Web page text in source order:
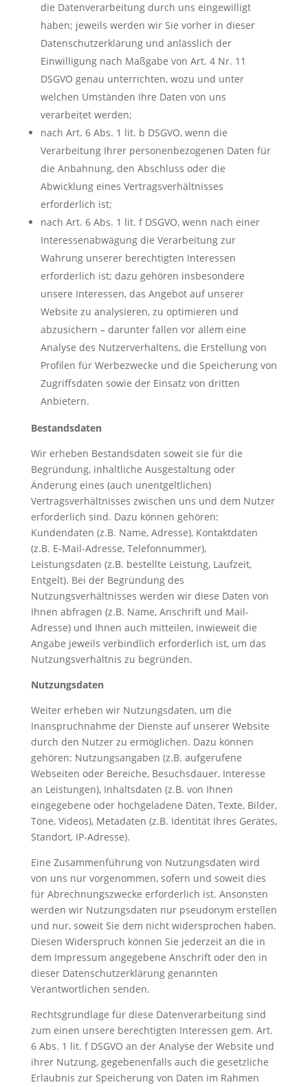
die Datenverarbeitung durch uns eingewilligt
haben; jeweils werden wir Sie vorher in dieser
Datenschutzerklärung und anlässlich der
Einwilligung nach Maßgabe von Art. 4 Nr. 11
DSGVO genau unterrichten, wozu und unter
welchen Umständen Ihre Daten von uns
verarbeitet werden;
nach Art. 6 Abs. 1 lit. b DSGVO, wenn die
Verarbeitung Ihrer personenbezogenen Daten für
die Anbahnung, den Abschluss oder die
Abwicklung eines Vertragsverhältnisses
erforderlich ist;
nach Art. 6 Abs. 1 lit. f DSGVO, wenn nach einer
Interessenabwägung die Verarbeitung zur
Wahrung unserer berechtigten Interessen
erforderlich ist; dazu gehören insbesondere
unsere Interessen, das Angebot auf unserer
Website zu analysieren, zu optimieren und
abzusichern – darunter fallen vor allem eine
Analyse des Nutzerverhaltens, die Erstellung von
Profilen für Werbezwecke und die Speicherung von
Zugriffsdaten sowie der Einsatz von dritten
Anbietern.
Bestandsdaten
Wir erheben Bestandsdaten soweit sie für die
Begründung, inhaltliche Ausgestaltung oder
Änderung eines (auch unentgeltlichen)
Vertragsverhältnisses zwischen uns und dem Nutzer
erforderlich sind. Dazu können gehören:
Kundendaten (z.B. Name, Adresse), Kontaktdaten
(z.B. E-Mail-Adresse, Telefonnummer),
Leistungsdaten (z.B. bestellte Leistung, Laufzeit,
Entgelt). Bei der Begründung des
Nutzungsverhältnisses werden wir diese Daten von
Ihnen abfragen (z.B. Name, Anschrift und Mail-
Adresse) und Ihnen auch mitteilen, inwieweit die
Angabe jeweils verbindlich erforderlich ist, um das
Nutzungsverhältnis zu begründen.
Nutzungsdaten
Weiter erheben wir Nutzungsdaten, um die
Inanspruchnahme der Dienste auf unserer Website
durch den Nutzer zu ermöglichen. Dazu können
gehören: Nutzungsangaben (z.B. aufgerufene
Webseiten oder Bereiche, Besuchsdauer, Interesse
an Leistungen), Inhaltsdaten (z.B. von Ihnen
eingegebene oder hochgeladene Daten, Texte, Bilder,
Töne, Videos), Metadaten (z.B. Identität Ihres Gerätes,
Standort, IP-Adresse).
Eine Zusammenführung von Nutzungsdaten wird
von uns nur vorgenommen, sofern und soweit dies
für Abrechnungszwecke erforderlich ist. Ansonsten
werden wir Nutzungsdaten nur pseudonym erstellen
und nur, soweit Sie dem nicht widersprochen haben.
Diesen Widerspruch können Sie jederzeit an die in
dem Impressum angegebene Anschrift oder den in
dieser Datenschutzerklärung genannten
Verantwortlichen senden.
Rechtsgrundlage für diese Datenverarbeitung sind
zum einen unsere berechtigten Interessen gem. Art.
6 Abs. 1 lit. f DSGVO an der Analyse der Website und
ihrer Nutzung, gegebenenfalls auch die gesetzliche
Erlaubnis zur Speicherung von Daten im Rahmen